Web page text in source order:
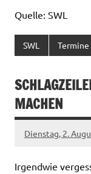
Quelle: SWL
SWL Termine
MACHEN
Dienstag, 2.
Irgendwie